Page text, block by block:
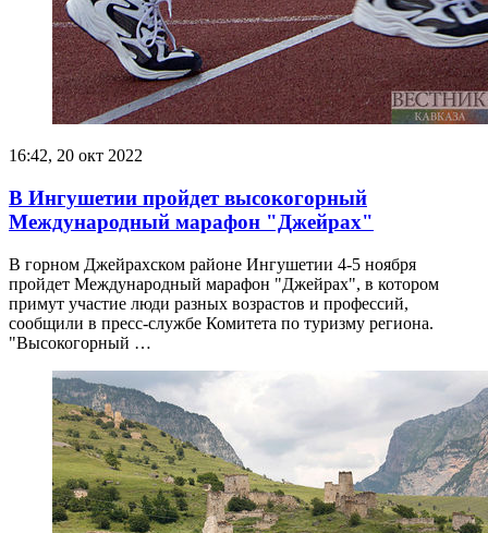
16:42, 20 окт 2022
В Ингушетии пройдет высокогорный
Международный марафон "Джейрах"
В горном Джейрахском районе Ингушетии 4-5 ноября
пройдет Международный марафон "Джейрах", в котором
примут участие люди разных возрастов и профессий,
сообщили в пресс-службе Комитета по туризму региона.
"Высокогорный …